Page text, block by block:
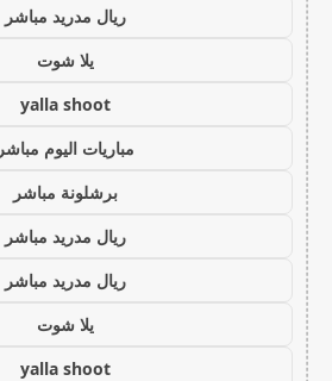
ريال مدريد مباشر
يلا شوت
yalla shoot
مباريات اليوم مباشر
برشلونة مباشر
ريال مدريد مباشر
ريال مدريد مباشر
يلا شوت
yalla shoot